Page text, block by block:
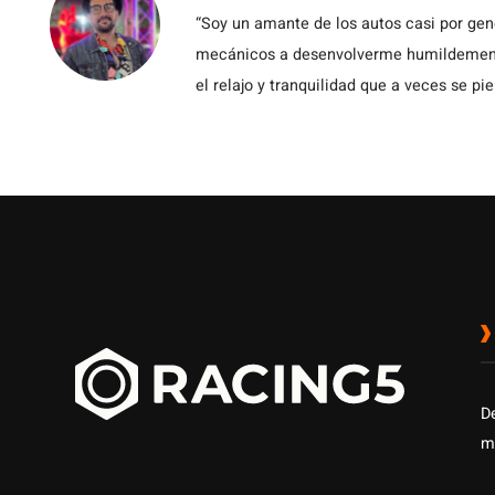
“Soy un amante de los autos casi por
mecánicos a desenvolverme
el relajo y tranquilidad que a veces se